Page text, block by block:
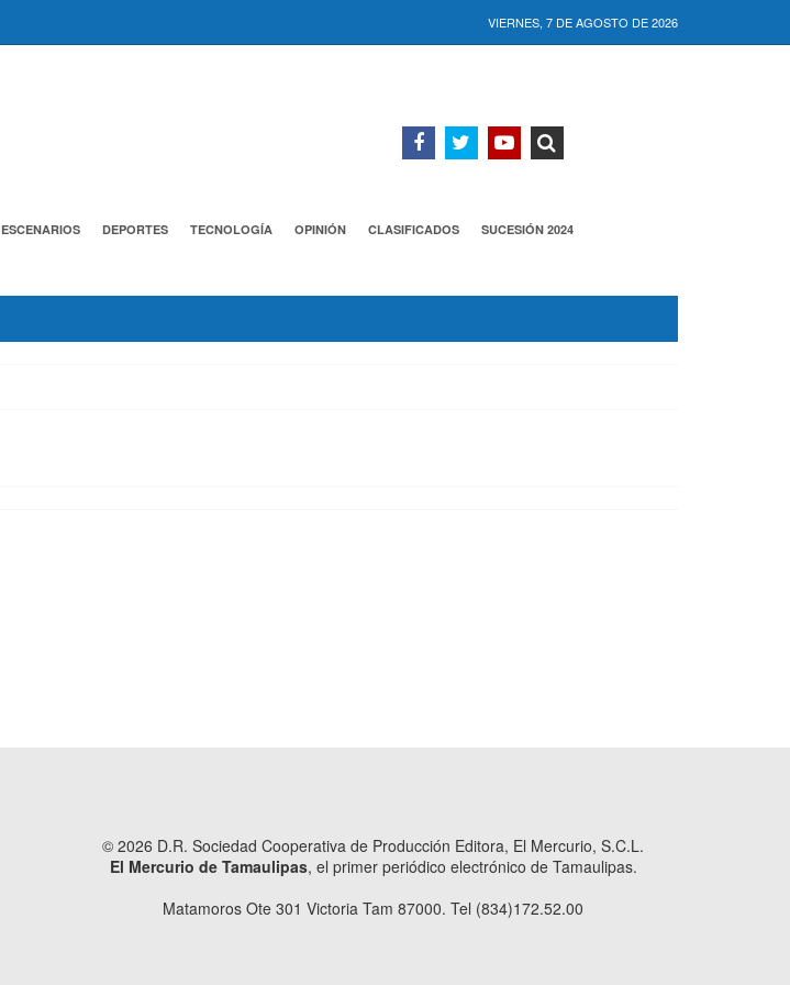
VIERNES, 7 DE AGOSTO DE 2026
ESCENARIOS DEPORTES TECNOLOGÍA OPINIÓN CLASIFICADOS SUCESIÓN 2024
© 2026 D.R. Sociedad Cooperativa de Producción Editora, El Mercurio, S.C.L.
El Mercurio de Tamaulipas, el primer periódico electrónico de Tamaulipas.
Matamoros Ote 301 Victoria Tam 87000. Tel (834)172.52.00